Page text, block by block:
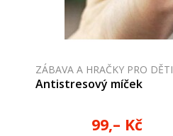
ZÁBAVA A HRAČKY PRO DĚTI
Antistresový míček
99,– Kč